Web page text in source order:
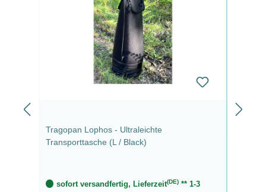
Tragopan Lophos - Ultraleichte
Transporttasche (L / Black)
sofort versandfertig, Lieferzeit(DE)** 1-3